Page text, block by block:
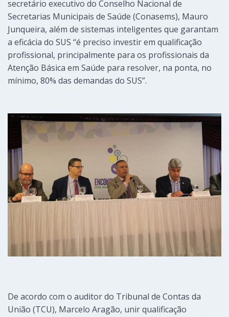
secretário executivo do Conselho Nacional de
Secretarias Municipais de Saúde (Conasems), Mauro
Junqueira, além de sistemas inteligentes que garantam
a eficácia do SUS “é preciso investir em qualificação
profissional, principalmente para os profissionais da
Atenção Básica em Saúde para resolver, na ponta, no
mínimo, 80% das demandas do SUS”.
De acordo com o auditor do Tribunal de Contas da
União (TCU), Marcelo Aragão, unir qualificação